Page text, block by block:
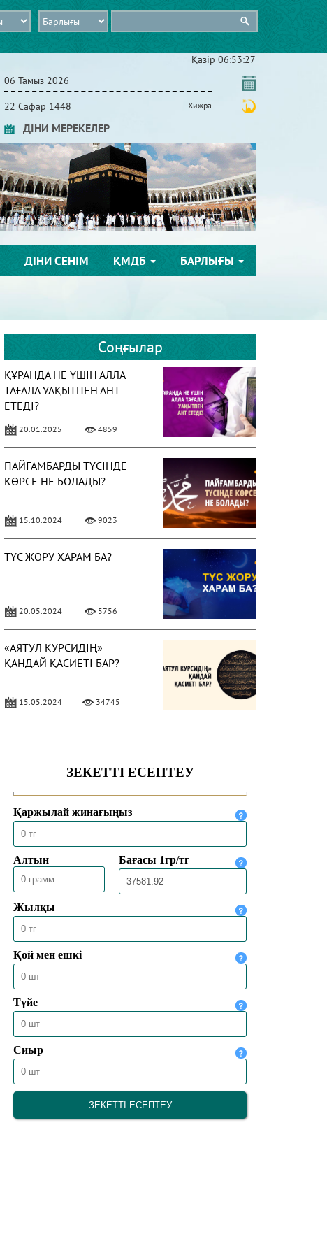
Қазір 06:53:27
06 Тамыз 2026
22 Сафар 1448 Хижра
ДІНИ МЕРЕКЕЛЕР
ДІНИ СЕНІМ ҚМДБ БАРЛЫҒЫ
Соңғылар
ҚҰРАНДА НЕ ҮШІН АЛЛА
ТАҒАЛА УАҚЫТПЕН АНТ
ЕТЕДІ?
20.01.2025 4859
ПАЙҒАМБАРДЫ ТҮСІНДЕ
КӨРСЕ НЕ БОЛАДЫ?
15.10.2024 9023
ТҮС ЖОРУ ХАРАМ БА?
20.05.2024 5756
«АЯТУЛ КУРСИДІҢ»
ҚАНДАЙ ҚАСИЕТІ БАР?
15.05.2024 34745
ТАҒУҒА БОЛА МА?
13.05.2024 7156
АЛЛА ТАҒАЛА ҚҰРАНДА
НЕГЕ «БІЗ ТҮСІРДІК», «БІЗ
ЖАРАТТЫҚ» ДЕП
КЕЛТІРГЕН?
06.05.2024